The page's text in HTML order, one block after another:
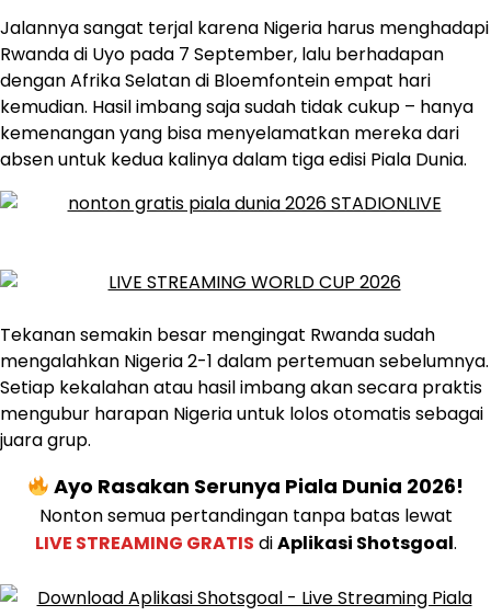
Jalannya sangat terjal karena Nigeria harus menghadapi
Rwanda di Uyo pada 7 September, lalu berhadapan
dengan Afrika Selatan di Bloemfontein empat hari
kemudian. Hasil imbang saja sudah tidak cukup – hanya
kemenangan yang bisa menyelamatkan mereka dari
absen untuk kedua kalinya dalam tiga edisi Piala Dunia.
Tekanan semakin besar mengingat Rwanda sudah
mengalahkan Nigeria 2-1 dalam pertemuan sebelumnya.
Setiap kekalahan atau hasil imbang akan secara praktis
mengubur harapan Nigeria untuk lolos otomatis sebagai
juara grup.
Ayo Rasakan Serunya Piala Dunia 2026!
Nonton semua pertandingan tanpa batas lewat
LIVE STREAMING GRATIS diAplikasi Shotsgoal.